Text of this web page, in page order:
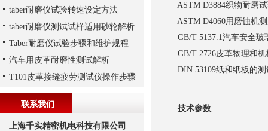
ASTM D3884织物耐磨
ASTM D4060用磨蚀机
GB/T 5137.1汽车安全玻
GB/T 2726皮革物理和
DIN 53109纸和纸板的
技术参数
taber耐磨仪试验转速设定方法
taber耐磨仪测试试样适用砂轮解析
Taber耐磨仪试验步骤和维护规程
汽车用皮革耐磨性测试解析
T101皮革接缝疲劳测试仪操作步骤
联系我们
上海千实精密机电科技有限公司